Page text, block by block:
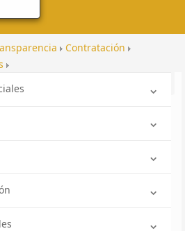
Contratación
las comunidades 2022